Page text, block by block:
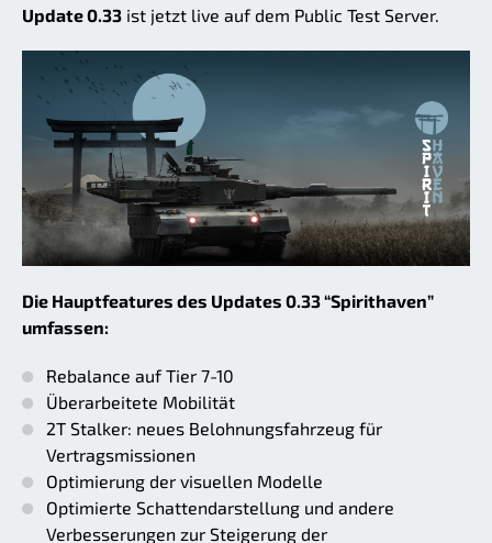
Update 0.33 ist jetzt live auf dem Public Test Server.
Die Hauptfeatures des Updates 0.33 “Spirithaven”
umfassen:
Rebalance auf Tier 7-10
Überarbeitete Mobilität
2T Stalker: neues Belohnungsfahrzeug für
Vertragsmissionen
Optimierung der visuellen Modelle
Optimierte Schattendarstellung und andere
Verbesserungen zur Steigerung der